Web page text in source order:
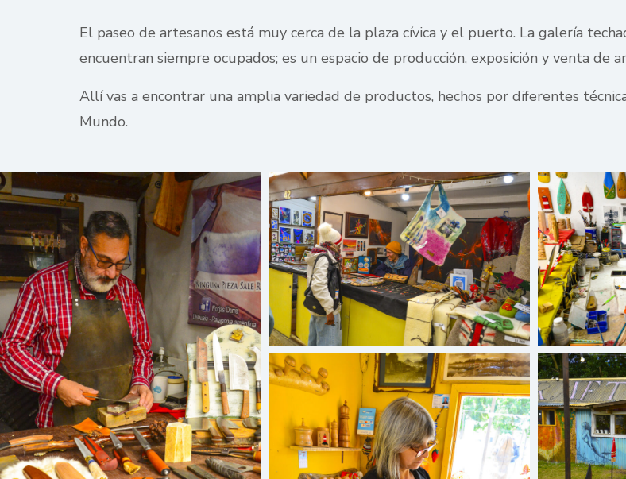
El paseo de artesanos está muy cerca de la plaza cívica y el puerto. La galería
encuentran siempre ocupados; es un espacio de producción, exposición y venta de
Allí vas a encontrar una amplia variedad de productos, hechos por diferentes
Mundo.